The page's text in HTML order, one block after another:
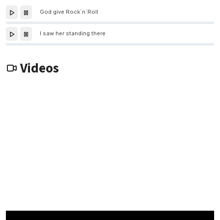
God give Rock´n´Roll
I saw her standing there
Videos